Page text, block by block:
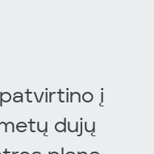
patvirtino į
dujų